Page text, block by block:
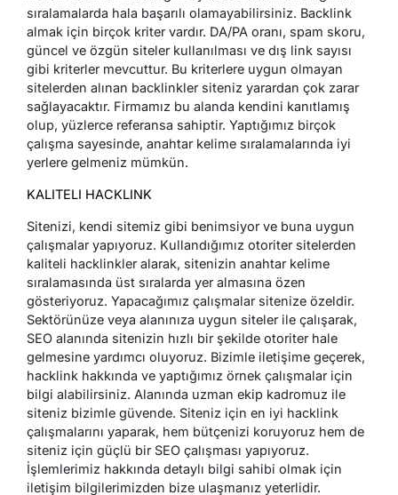
sıralamalarda hala başarılı olamayabilirsiniz. Backlink
almak için birçok kriter vardır. DA/PA oranı, spam skoru,
güncel ve özgün siteler kullanılması ve dış link sayısı
gibi kriterler mevcuttur. Bu kriterlere uygun olmayan
sitelerden alınan backlinkler siteniz yarardan çok zarar
sağlayacaktır. Firmamız bu alanda kendini kanıtlamış
olup, yüzlerce referansa sahiptir. Yaptığımız birçok
çalışma sayesinde, anahtar kelime sıralamalarında iyi
yerlere gelmeniz mümkün.
KALITELI HACKLINK
Sitenizi, kendi sitemiz gibi benimsiyor ve buna uygun
çalışmalar yapıyoruz. Kullandığımız otoriter sitelerden
kaliteli hacklinkler alarak, sitenizin anahtar kelime
sıralamasında üst sıralarda yer almasına özen
gösteriyoruz. Yapacağımız çalışmalar sitenize özeldir.
Sektörünüze veya alanınıza uygun siteler ile çalışarak,
SEO alanında sitenizin hızlı bir şekilde otoriter hale
gelmesine yardımcı oluyoruz. Bizimle iletişime geçerek,
hacklink hakkında ve yaptığımız örnek çalışmalar için
bilgi alabilirsiniz. Alanında uzman ekip kadromuz ile
siteniz bizimle güvende. Siteniz için en iyi hacklink
çalışmalarını yaparak, hem bütçenizi koruyoruz hem de
siteniz için güçlü bir SEO çalışması yapıyoruz.
İşlemlerimiz hakkında detaylı bilgi sahibi olmak için
iletişim bilgilerimizden bize ulaşmanız yeterlidir.